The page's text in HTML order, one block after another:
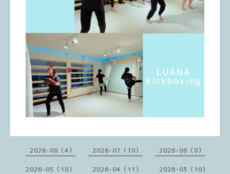
2026-08（4） 2026-07（10） 2026-06（8）
2026-05（10） 2026-04（11） 2026-03（10）